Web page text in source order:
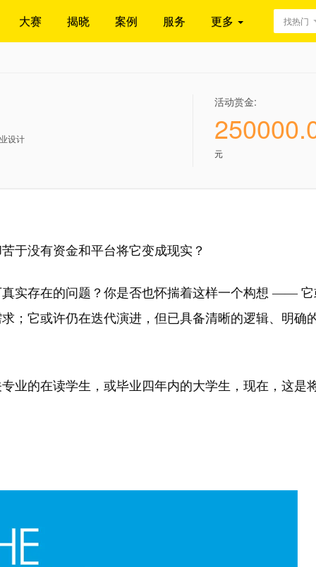
大赛 揭晓 案例 服务 更多 找热门
设计
活动赏金:
元
于没有资金和平台将它变成现实？
实存在的问题？你是否也怀揣着这样一个构想 ——
；它或许仍在迭代演进，但已具备清晰的逻辑、明确
业的在读学生，或毕业四年内的大学生，现在，这是